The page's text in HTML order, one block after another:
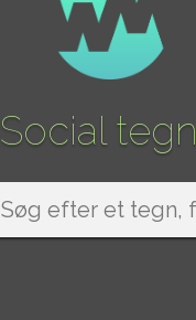
Social